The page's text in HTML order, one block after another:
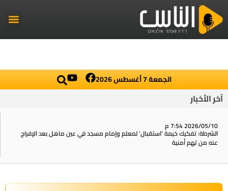
الجمعة 7 أغسطس 2026
آخر الأخبار
2026/05/10 7:54 م
الشرطة: تفكيك خيمة ‘استقبال‘ لمعلم وإمام مسجد في عين ماهل بعد الإفراج
عنه من تهم أمنية